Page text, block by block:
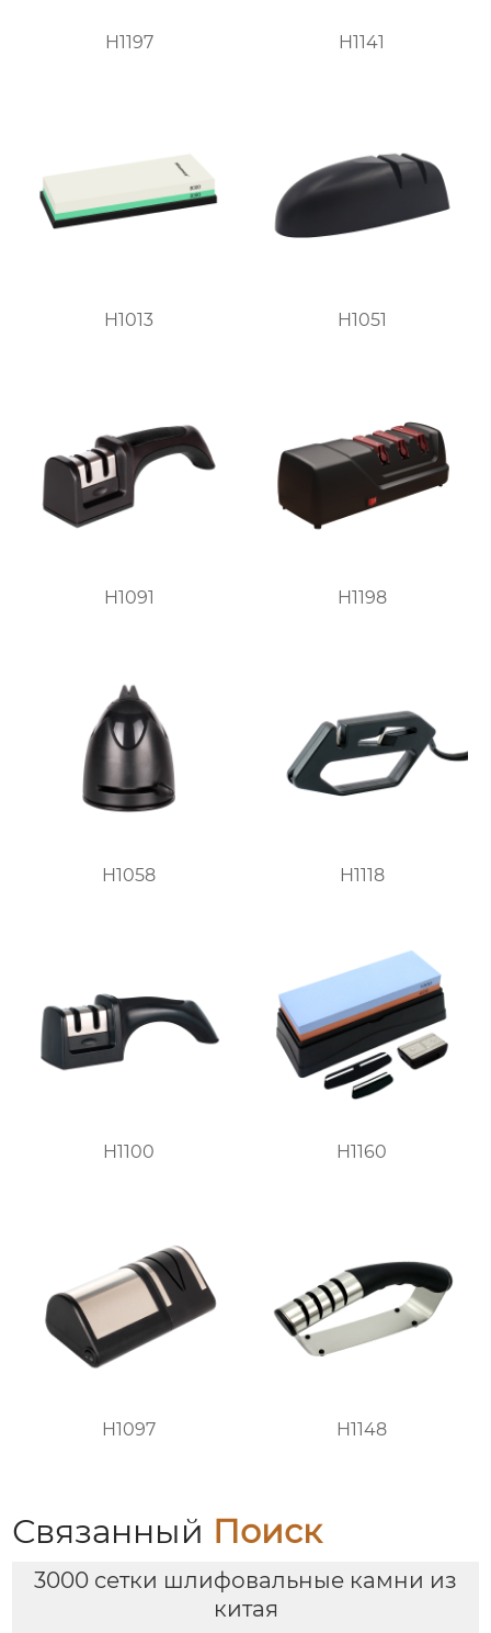
H1197 H1141
H1013 H1051
H1091 H1198
H1058 H1118
H1100 H1160
H1097 H1148
Связанный Поиск
3000 сетки шлифовальные камни из
китая